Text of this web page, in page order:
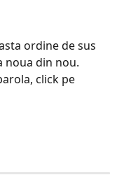
ordine de sus
noua din nou.
click pe